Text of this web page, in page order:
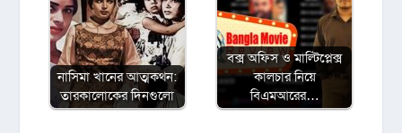
নাসিমা খানের আত্মকথন:
তারকালোকের দিনগুলো
বক্স অফিস ও মাল্টিপ্লেক্স
কালচার নিয়ে
বিএমআরের…